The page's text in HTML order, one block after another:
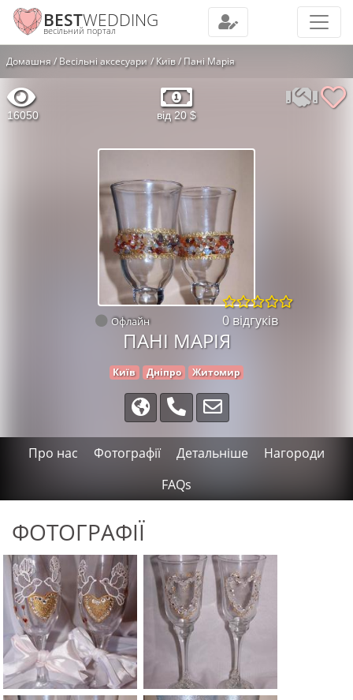
BESTWEDDING
весільний портал
Домашня Весільні аксесуари Київ Пані Марія
16050 від 20 $
Офлайн 0 відгуків
ПАНІ МАРІЯ
Київ Дніпро Житомир
Про нас Фотографії Детальніше
Нагороди
FAQs
ФОТОГРАФІЇ